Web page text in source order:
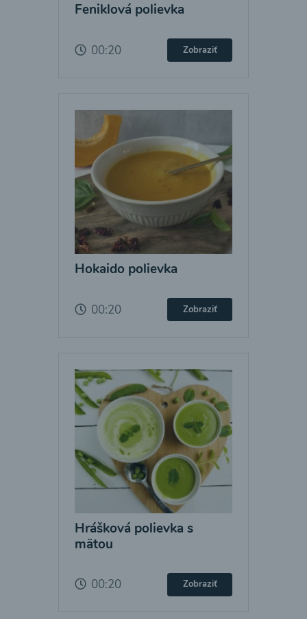
Feniklová polievka
00:20 Zobraziť
Hokaido polievka
00:20 Zobraziť
Hrášková polievka s
mätou
00:20 Zobraziť